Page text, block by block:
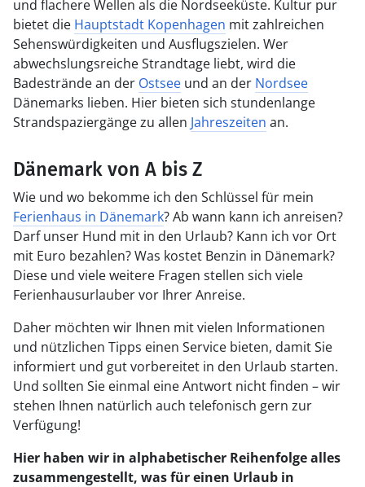
und flachere Wellen als die Nordseeküste. Kultur pur
bietet die Hauptstadt Kopenhagen mit zahlreichen
Sehenswürdigkeiten und Ausflugszielen. Wer
abwechslungsreiche Strandtage liebt, wird die
Badestrände an der Ostsee und an der Nordsee
Dänemarks lieben. Hier bieten sich stundenlange
Strandspaziergänge zu allen Jahreszeiten an.
Dänemark von A bis Z
Wie und wo bekomme ich den Schlüssel für mein
Ferienhaus in Dänemark? Ab wann kann ich anreisen?
Darf unser Hund mit in den Urlaub? Kann ich vor Ort
mit Euro bezahlen? Was kostet Benzin in Dänemark?
Diese und viele weitere Fragen stellen sich viele
Ferienhausurlauber vor Ihrer Anreise.
Daher möchten wir Ihnen mit vielen Informationen
und nützlichen Tipps einen Service bieten, damit Sie
informiert und gut vorbereitet in den Urlaub starten.
Und sollten Sie einmal eine Antwort nicht finden – wir
stehen Ihnen natürlich auch telefonisch gern zur
Verfügung!
Hier haben wir in alphabetischer Reihenfolge alles
zusammengestellt, was für einen Urlaub in